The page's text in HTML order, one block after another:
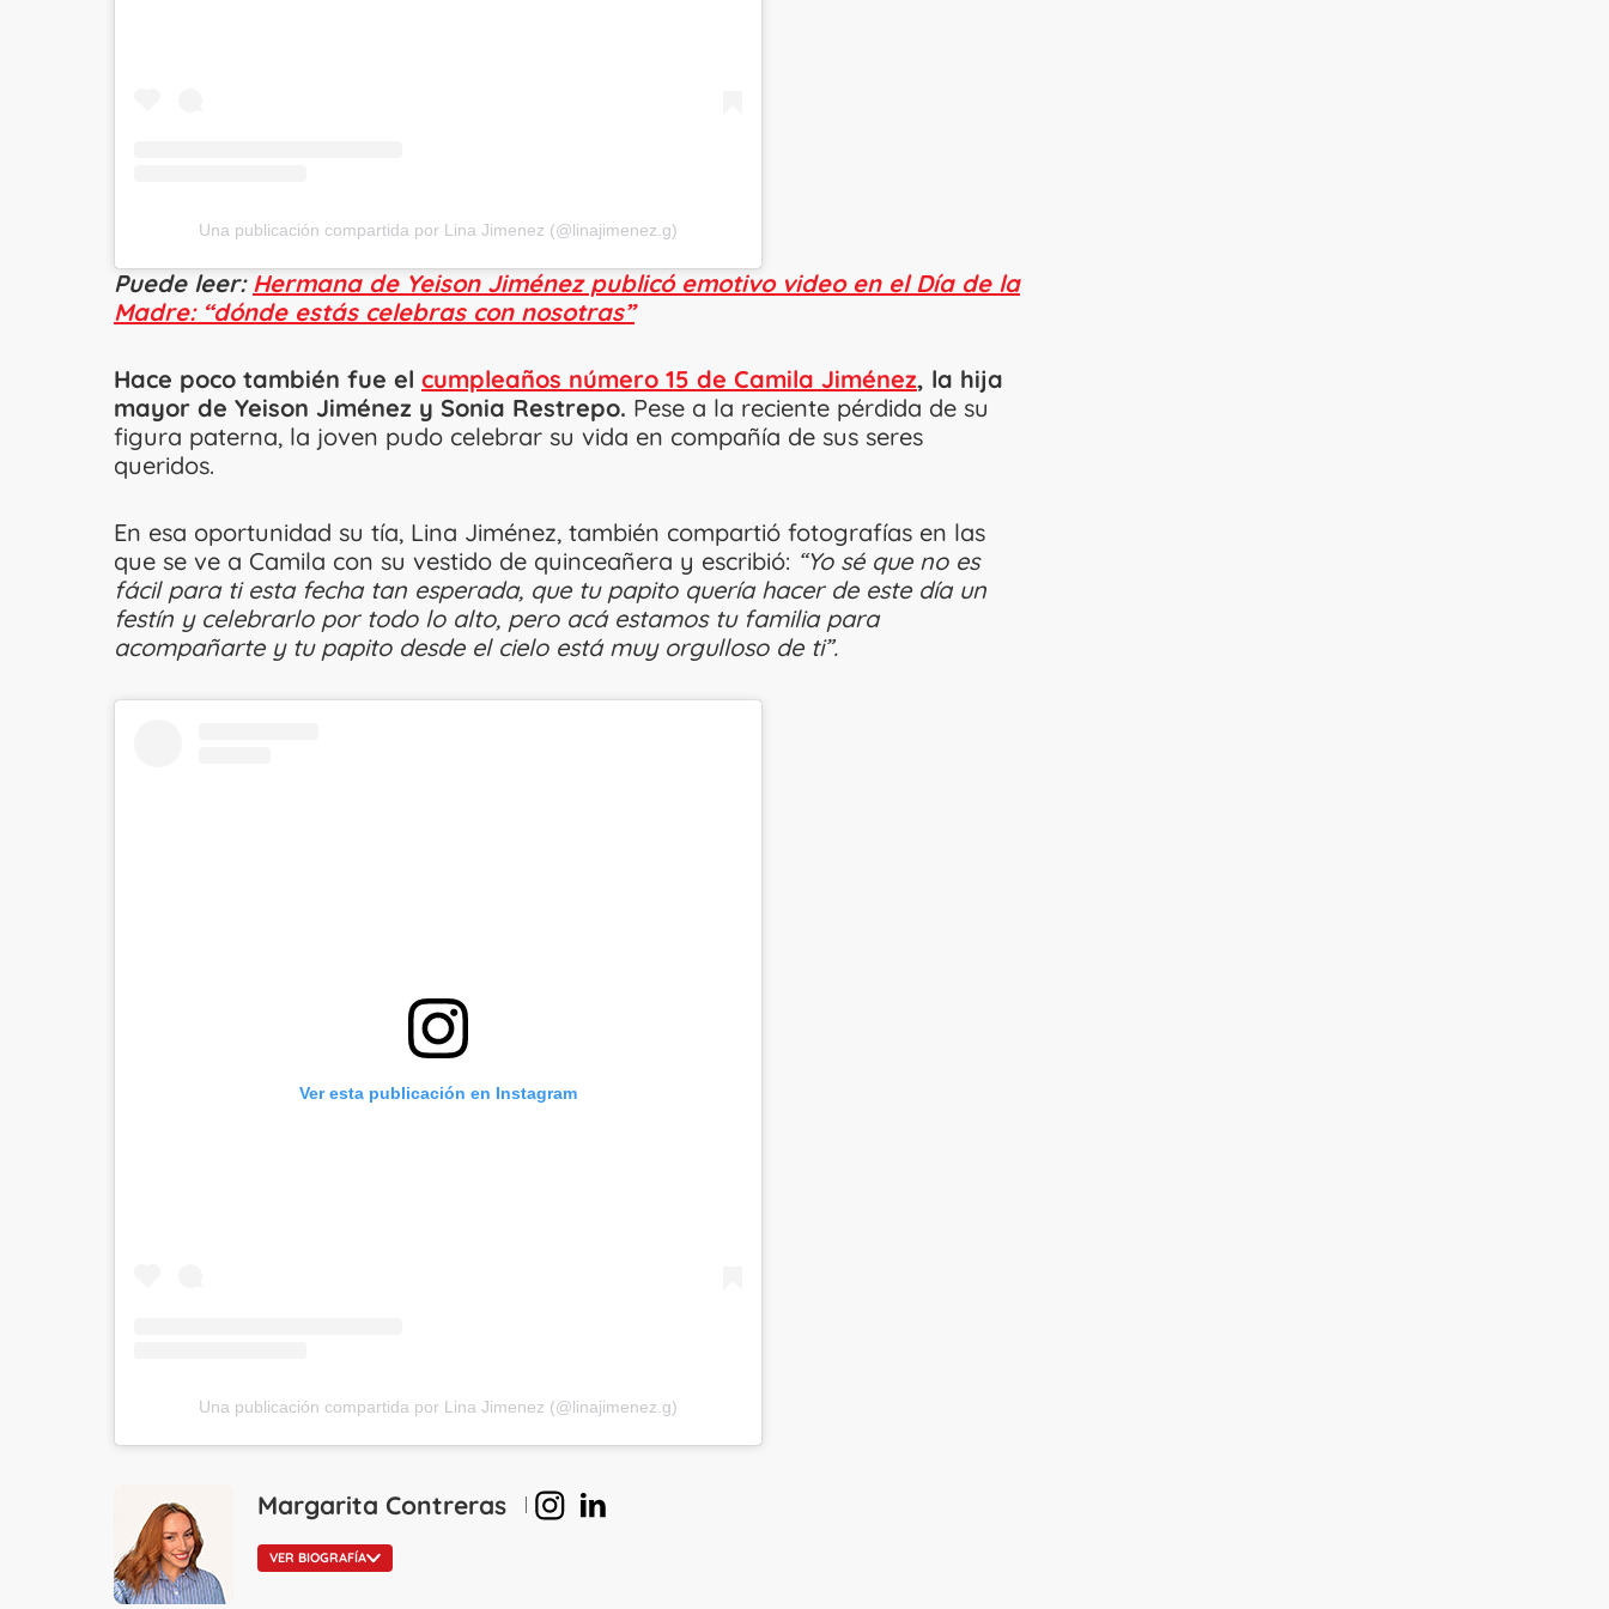
Una publicación compartida por Lina Jimenez (@linajimenez.g)
Puede leer: Hermana de Yeison Jiménez publicó emotivo video en el Día de la
Madre: “dónde estás celebras con nosotras”
Hace poco también fue el cumpleaños número 15 de Camila Jiménez, la hija
mayor de Yeison Jiménez y Sonia Restrepo. Pese a la reciente pérdida de su
figura paterna, la joven pudo celebrar su vida en compañía de sus seres
queridos.
En esa oportunidad su tía, Lina Jiménez, también compartió fotografías en las
que se ve a Camila con su vestido de quinceañera y escribió: “Yo sé que no es
fácil para ti esta fecha tan esperada, que tu papito quería hacer de este día un
festín y celebrarlo por todo lo alto, pero acá estamos tu familia para
acompañarte y tu papito desde el cielo está muy orgulloso de ti”.
Ver esta publicación en Instagram
Una publicación compartida por Lina Jimenez (@linajimenez.g)
Margarita Contreras en Instagram
en Linkedin
VER BIOGRAFÍA